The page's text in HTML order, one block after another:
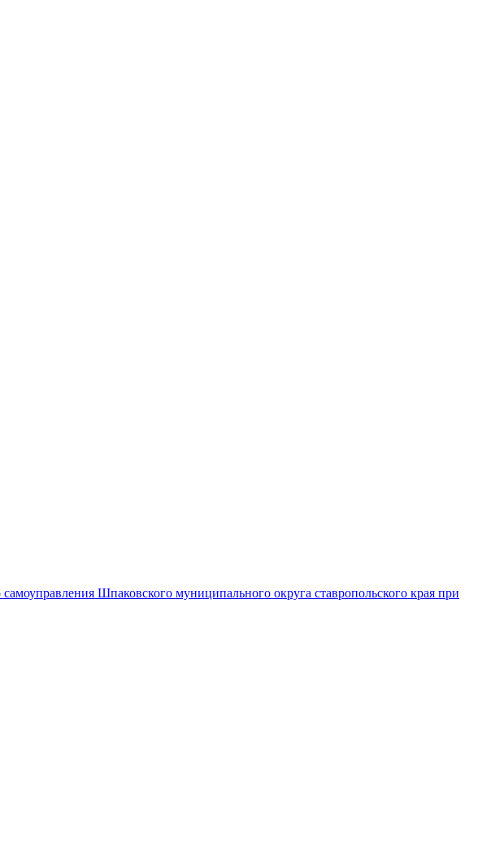
Шпаковского муниципального округа ставропольского края при